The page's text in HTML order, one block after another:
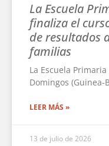
La Escuela
finaliza el
de resultados
familias
La Escuela Primaria
Domingos
LEER MÁS »
13 de julio de 2026